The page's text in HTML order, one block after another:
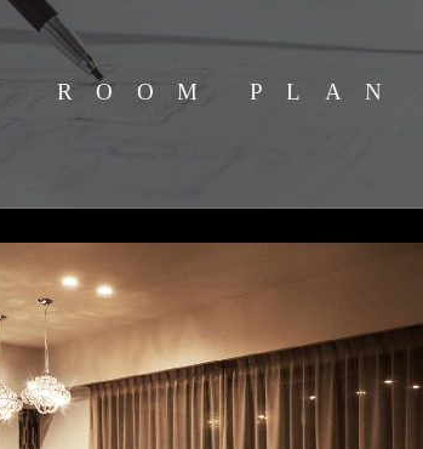
ROOM PLAN